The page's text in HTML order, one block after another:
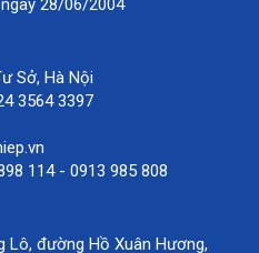
28/06/2004
Sở, Hà Nội
3564 3397
114 - 0913 985 808
Lô, đường Hồ Xuân Hương,